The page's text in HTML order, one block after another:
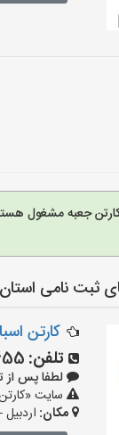
جعبه مشغول
نامی استان
کارتن
تلفن:
لطفا پس از
سایت
مکان: اردبیل